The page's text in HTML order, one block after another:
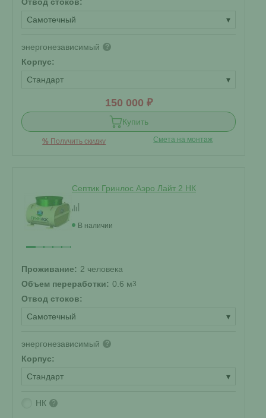
Самотечный
▾
энергонезависимый ?
Корпус:
Стандарт
▾
150 000 ₽
Купить
% Получить скидку Смета на монтаж
Септик Гринлос Аэро Лайт 2 НК
В наличии
Проживание: 2 человека
Объем переработки: 0.6 м3
Отвод стоков:
Самотечный
▾
энергонезависимый ?
Корпус:
Стандарт
▾
НК ?